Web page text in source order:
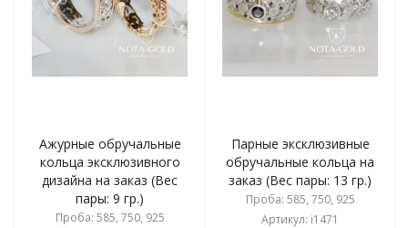
Ажурные обручальные
кольца эксклюзивного
дизайна на заказ (Вес
пары: 9 гр.)
Проба: 585, 750, 925
Парные эксклюзивные
обручальные кольца на
заказ (Вес пары: 13 гр.)
Проба: 585, 750, 925
Артикул: i1471